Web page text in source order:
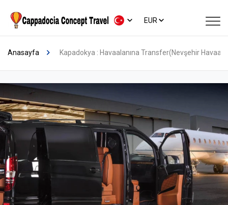
EUR
Anasayfa Kapadokya : Havaalanına Transfer(Nevşehir